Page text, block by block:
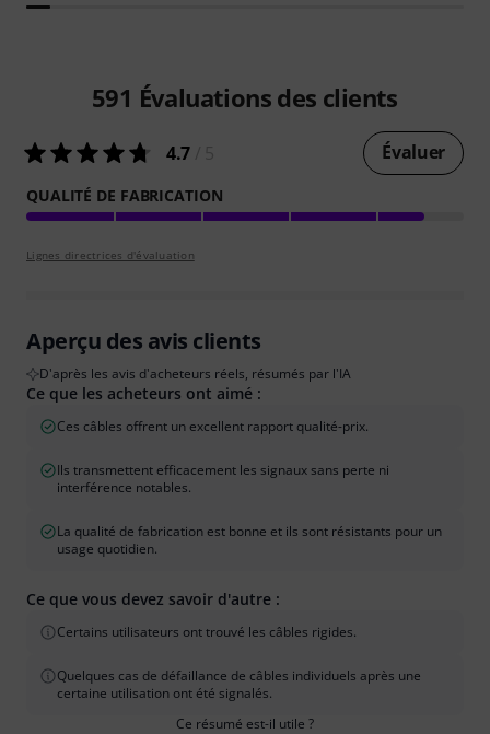
591 Évaluations des clients
4.7 Évaluer
QUALITÉ DE FABRICATION
Lignes directrices d'évaluation
Aperçu des avis clients
D'après les avis d'acheteurs réels, résumés par l'IA
Ce que les acheteurs ont aimé :
Ces câbles offrent un excellent rapport qualité-prix.
Ils transmettent efficacement les signaux sans perte ni
interférence notables.
La qualité de fabrication est bonne et ils sont résistants pour un
usage quotidien.
Ce que vous devez savoir d'autre :
Certains utilisateurs ont trouvé les câbles rigides.
Quelques cas de défaillance de câbles individuels après une
certaine utilisation ont été signalés.
Ce résumé est-il utile ?